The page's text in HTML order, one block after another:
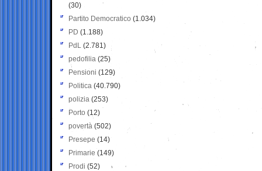
(30)
Partito Democratico (1.034)
PD (1.188)
PdL (2.781)
pedofilia (25)
Pensioni (129)
Politica (40.790)
polizia (253)
Porto (12)
povertà (502)
Presepe (14)
Primarie (149)
Prodi (52)